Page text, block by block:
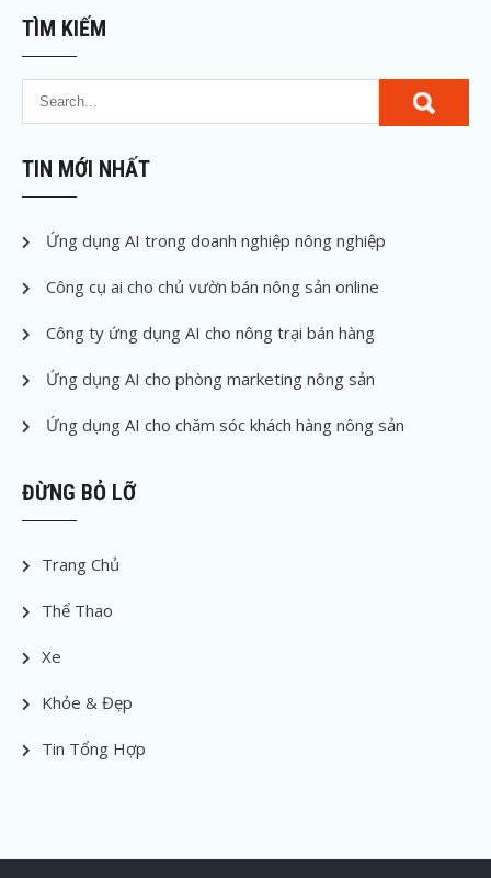
TÌM KIẾM
TIN MỚI NHẤT
Ứng dụng AI trong doanh nghiệp nông nghiệp
Công cụ ai cho chủ vườn bán nông sản online
Công ty ứng dụng AI cho nông trại bán hàng
Ứng dụng AI cho phòng marketing nông sản
Ứng dụng AI cho chăm sóc khách hàng nông sản
ĐỪNG BỎ LỠ
Trang Chủ
Thể Thao
Xe
Khỏe & Đẹp
Tin Tổng Hợp